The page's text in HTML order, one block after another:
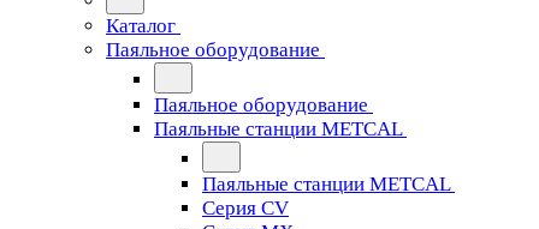
Каталог
Паяльное оборудование
Паяльное оборудование
Паяльные станции METCAL
Паяльные станции METCAL
Серия CV